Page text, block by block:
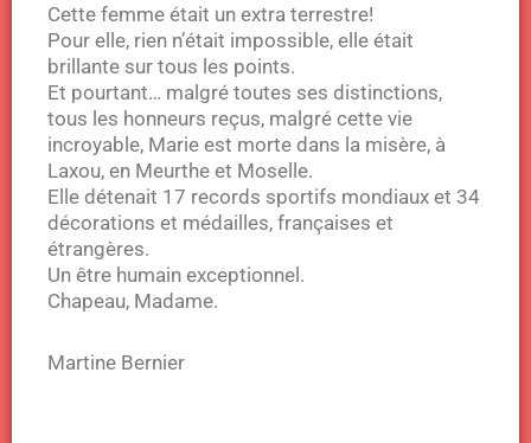
Cette femme était un extra terrestre!
Pour elle, rien n’était impossible, elle était
brillante sur tous les points.
Et pourtant… malgré toutes ses distinctions,
tous les honneurs reçus, malgré cette vie
incroyable, Marie est morte dans la misère, à
Laxou, en Meurthe et Moselle.
Elle détenait 17 records sportifs mondiaux et 34
décorations et médailles, françaises et
étrangères.
Un être humain exceptionnel.
Chapeau, Madame.
Martine Bernier